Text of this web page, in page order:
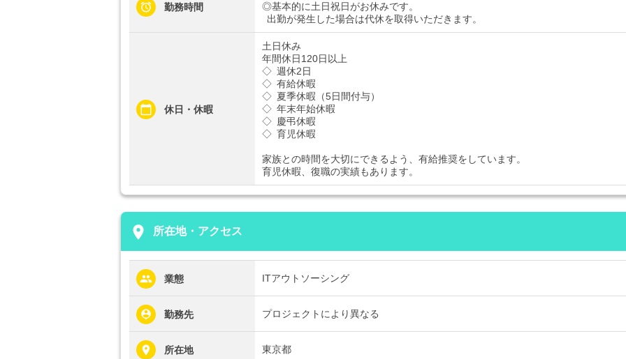
勤務時間
◎基本的に土日祝日がお休みです。
出勤が発生した場合は代休を取得いただきます。
休日・休暇
土日休み
年間休日120日以上
◇ 週休2日
◇ 有給休暇
◇ 夏季休暇（5日間付与）
◇ 年末年始休暇
◇ 慶弔休暇
◇ 育児休暇
家族との時間を大切にできるよう、有給推奨をしています。
育児休暇、復職の実績もあります。
place 所在地・アクセス
業態 ITアウトソーシング
勤務先 プロジェクトにより異なる
所在地 東京都